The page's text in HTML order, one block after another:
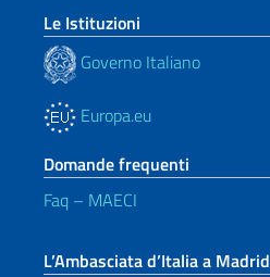
Le Istituzioni
Governo Italiano
Europa.eu
Domande frequenti
Faq – MAECI
L’Ambasciata d’Italia a Madrid